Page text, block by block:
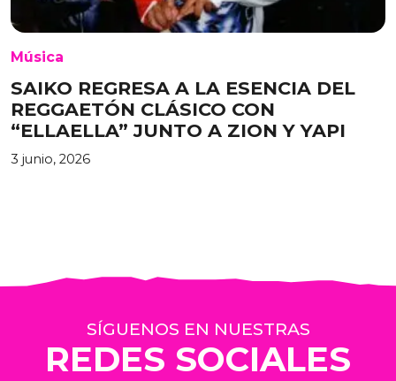
Música
SAIKO REGRESA A LA ESENCIA DEL
REGGAETÓN CLÁSICO CON
“ELLAELLA” JUNTO A ZION Y YAPI
3 junio, 2026
SÍGUENOS EN NUESTRAS
REDES SOCIALES